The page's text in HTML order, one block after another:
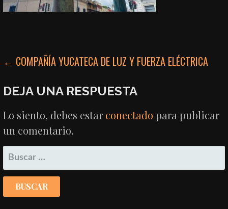
NAVEGACIÓN
DE
ENTRADAS
← COMPAÑÍA YUCATECA DE LUZ Y FUERZA ELÉCTRICA
DEJA UNA RESPUESTA
Lo siento, debes estar conectado para publicar
un comentario.
BUSCAR: